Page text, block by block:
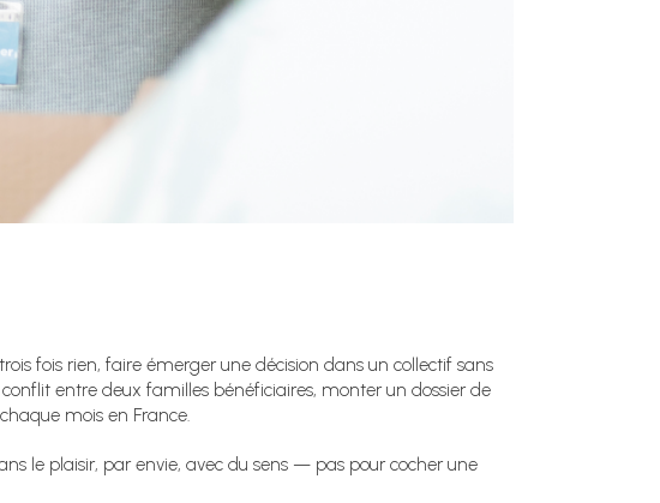
fois rien, faire émerger une décision dans un collectif sans
entre deux familles bénéficiaires, monter un dossier de
mois en France.
le plaisir, par envie, avec du sens — pas pour cocher une